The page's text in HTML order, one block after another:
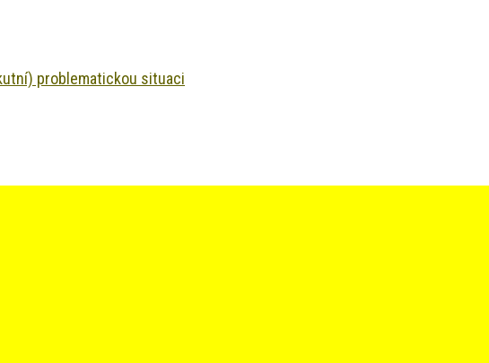
problematickou situaci